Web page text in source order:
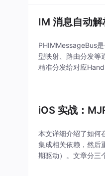
IM 消息自动
PHIMMessageBus
型映射、路由分发等
精准分发给对应
iOS 实战：
本文详细介绍了如何
集成相关依赖，然后
期驱动）。文章分三